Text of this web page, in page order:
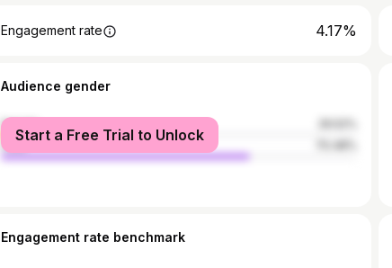
Engagement rate 4.17%
Audience gender
female
male
Start a Free Trial to Unlock
Engagement rate benchmark